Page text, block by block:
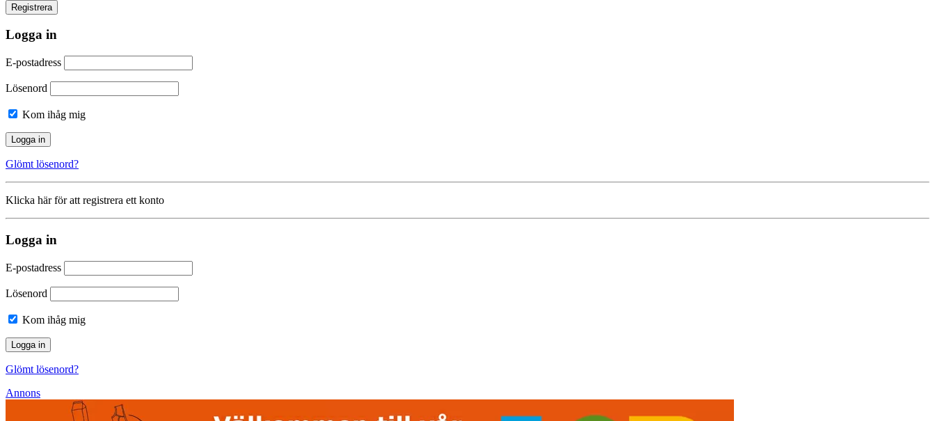
Logga in
E-postadress
Lösenord
Kom ihåg mig
Glömt lösenord?
Klicka här för att registrera ett konto
Logga in
E-postadress
Lösenord
Kom ihåg mig
Glömt lösenord?
Annons